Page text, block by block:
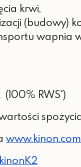
krwi,
(budowy)
wapnia
RWS*)